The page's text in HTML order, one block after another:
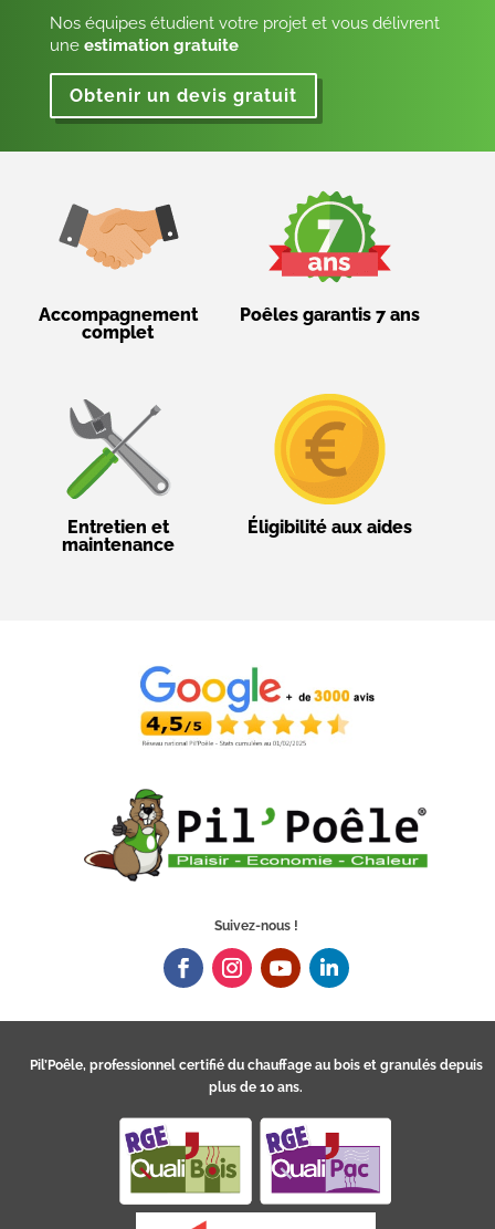
Nos équipes étudient votre projet et vous délivrent
une estimation gratuite
Obtenir un devis gratuit
Accompagnement
complet
Poêles garantis 7 ans
Entretien et
maintenance
Éligibilité aux aides
Suivez-nous !
Pil’Poêle, professionnel certifié du chauffage au bois et granulés depuis
plus de 10 ans.